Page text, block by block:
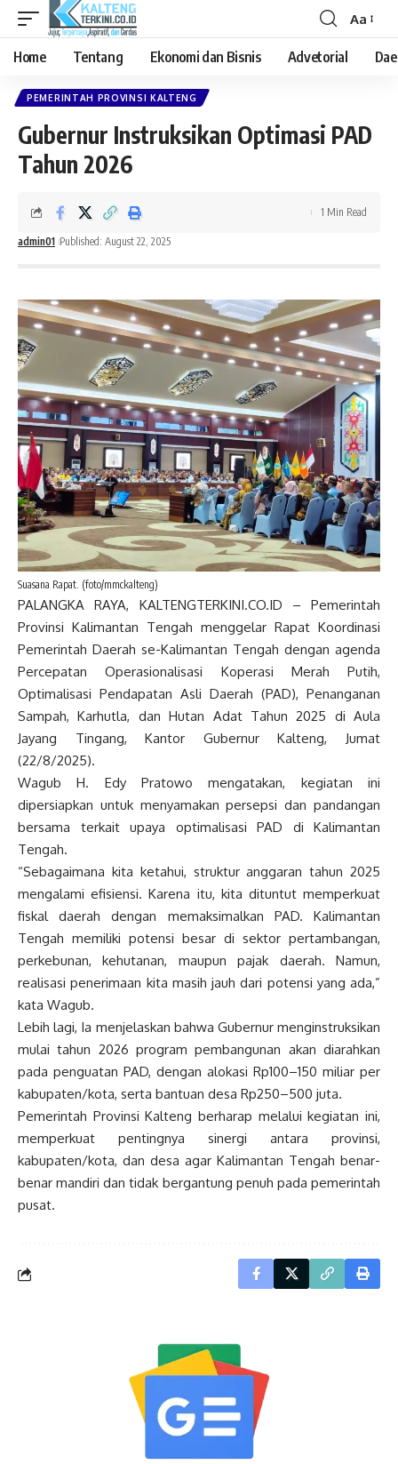
Font
Resizer
Aa
Home Tentang Ekonomi dan Bisnis Advetorial
PEMERINTAH PROVINSI KALTENG
Gubernur Instruksikan Optimasi PAD
Tahun 2026
admin01 Published: August 22, 2025
1 Min Read
Suasana Rapat. (foto/mmckalteng)
PALANGKA RAYA, KALTENGTERKINI.CO.ID – Pemerintah
Provinsi Kalimantan Tengah menggelar Rapat Koordinasi
Pemerintah Daerah se-Kalimantan Tengah dengan agenda
Percepatan Operasionalisasi Koperasi Merah Putih,
Optimalisasi Pendapatan Asli Daerah (PAD), Penanganan
Sampah, Karhutla, dan Hutan Adat Tahun 2025 di Aula
Jayang Tingang, Kantor Gubernur Kalteng, Jumat
(22/8/2025).
Wagub H. Edy Pratowo mengatakan, kegiatan ini
dipersiapkan untuk menyamakan persepsi dan pandangan
bersama terkait upaya optimalisasi PAD di Kalimantan
Tengah.
“Sebagaimana kita ketahui, struktur anggaran tahun 2025
mengalami efisiensi. Karena itu, kita dituntut memperkuat
fiskal daerah dengan memaksimalkan PAD. Kalimantan
Tengah memiliki potensi besar di sektor pertambangan,
perkebunan, kehutanan, maupun pajak daerah. Namun,
realisasi penerimaan kita masih jauh dari potensi yang ada,”
kata Wagub.
Lebih lagi, Ia menjelaskan bahwa Gubernur menginstruksikan
mulai tahun 2026 program pembangunan akan diarahkan
pada penguatan PAD, dengan alokasi Rp100–150 miliar per
kabupaten/kota, serta bantuan desa Rp250–500 juta.
Pemerintah Provinsi Kalteng berharap melalui kegiatan ini,
memperkuat pentingnya sinergi antara provinsi,
kabupaten/kota, dan desa agar Kalimantan Tengah benar-
benar mandiri dan tidak bergantung penuh pada pemerintah
pusat.